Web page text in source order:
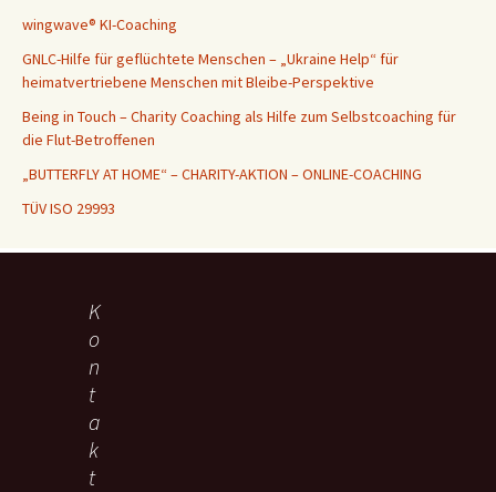
wingwave® KI-Coaching
GNLC-Hilfe für geflüchtete Menschen – „Ukraine Help“ für
heimatvertriebene Menschen mit Bleibe-Perspektive
Being in Touch – Charity Coaching als Hilfe zum Selbstcoaching für
die Flut-Betroffenen
„BUTTERFLY AT HOME“ – CHARITY-AKTION – ONLINE-COACHING
TÜV ISO 29993
K
o
n
t
a
k
t